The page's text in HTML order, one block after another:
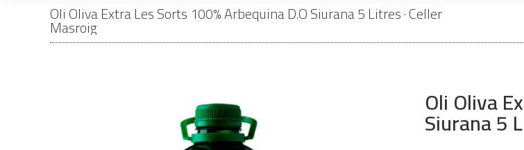
Oli Oliva Extra Les Sorts 100% Arbequina D.O Siurana 5 Litres · Celler
Masroig
Oli Oliva
Siurana 5